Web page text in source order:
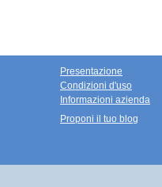
Presentazione
Condizioni d'uso
Informazioni azienda
Proponi il tuo blog